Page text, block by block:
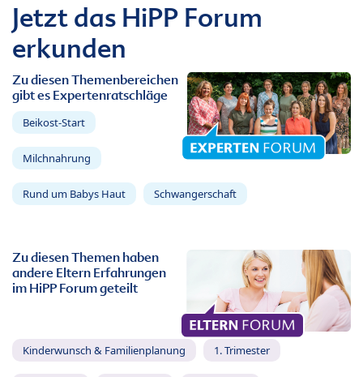
Jetzt das HiPP Forum
erkunden
Zu diesen Themenbereichen
gibt es Expertenratschläge
Beikost-Start
Milchnahrung
Rund um Babys Haut Schwangerschaft
Zu diesen Themen haben
andere Eltern Erfahrungen
im HiPP Forum geteilt
Kinderwunsch & Familienplanung 1. Trimester